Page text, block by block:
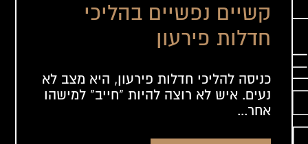
קשיים נפשיים בהליכי
חדלות פירעון
כניסה להליכי חדלות פירעון, היא מצב לא
נעים. איש לא רוצה להיות "חייב" למישהו
אחר...